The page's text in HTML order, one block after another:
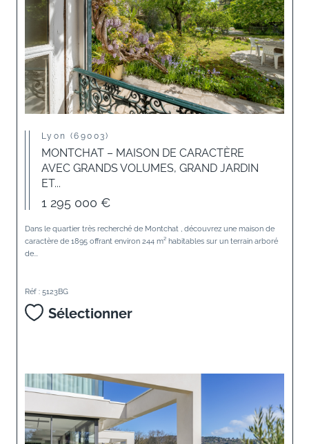
Lyon (69003)
MONTCHAT – MAISON DE CARACTÈRE
AVEC GRANDS VOLUMES, GRAND JARDIN
ET...
1 295 000 €
Dans le quartier très recherché de Montchat , découvrez une maison de
caractère de 1895 offrant environ 244 m² habitables sur un terrain arboré
de...
Réf : 5123BG
Sélectionner